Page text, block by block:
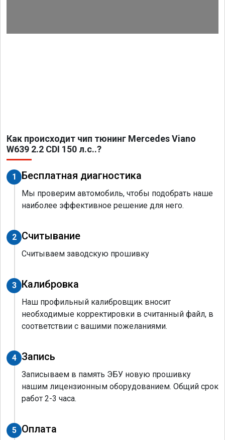
Как происходит чип тюнинг Mercedes Viano
W639 2.2 CDI 150 л.с..?
1 Бесплатная диагностика
Мы проверим автомобиль, чтобы подобрать наше
наиболее эффективное решение для него.
2 Считывание
Считываем заводскую прошивку
3 Калибровка
Наш профильный калибровщик вносит
необходимые корректировки в считанный файл, в
соответствии с вашими пожеланиями.
4 Запись
Записываем в память ЭБУ новую прошивку
нашим лицензионным оборудованием. Общий срок
работ 2-3 часа.
5 Оплата